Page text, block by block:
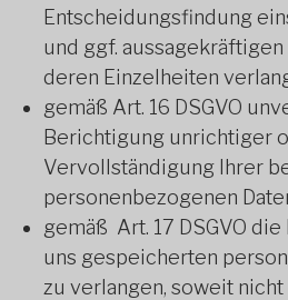
Entscheidungsfindung
und ggf.
deren Einzelheiten
gemäß Art. 16 DSGVO
Berichtigung unrichtiger
Vervollständigung Ihrer
personenbezogenen
gemäß Art. 17 DSGVO
uns gespeicherten
zu verlangen, soweit